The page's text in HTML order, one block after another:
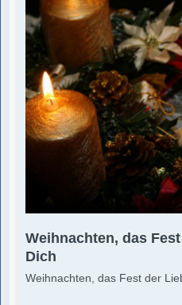
Weihnachten, das
Dich
Weihnachten, das Fest der